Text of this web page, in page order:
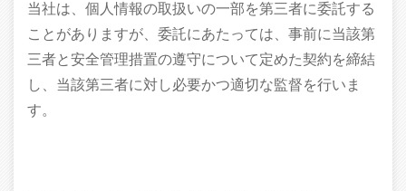
当社は、個人情報の取扱いの一部を第三者に委託する
ことがありますが、委託にあたっては、事前に当該第
三者と安全管理措置の遵守について定めた契約を締結
し、当該第三者に対し必要かつ適切な監督を行いま
す。